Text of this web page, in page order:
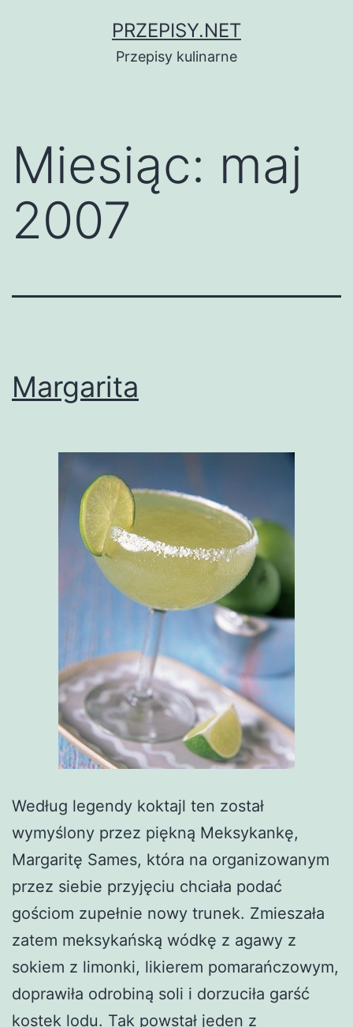
PRZEPISY.NET
Przepisy kulinarne
Miesiąc: maj
2007
Margarita
Według legendy koktajl ten został
wymyślony przez piękną Meksykankę,
Margaritę Sames, która na organizowanym
przez siebie przyjęciu chciała podać
gościom zupełnie nowy trunek. Zmieszała
zatem meksykańską wódkę z agawy z
sokiem z limonki, likierem pomarańczowym,
doprawiła odrobiną soli i dorzuciła garść
kostek lodu. Tak powstał jeden z